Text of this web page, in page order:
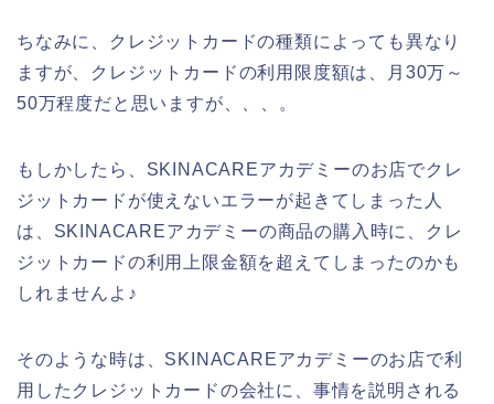
ちなみに、クレジットカードの種類によっても異なり
ますが、クレジットカードの利用限度額は、月30万～
50万程度だと思いますが、、、。
もしかしたら、SKINACAREアカデミーのお店でクレ
ジットカードが使えないエラーが起きてしまった人
は、SKINACAREアカデミーの商品の購入時に、クレ
ジットカードの利用上限金額を超えてしまったのかも
しれませんよ♪
そのような時は、SKINACAREアカデミーのお店で利
用したクレジットカードの会社に、事情を説明される